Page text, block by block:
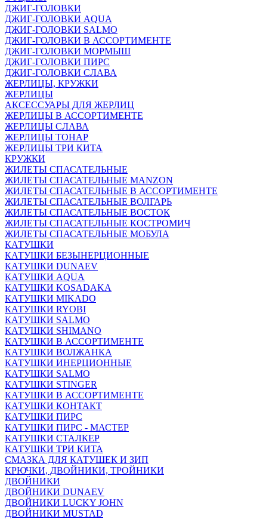
ДЖИГ-ГОЛОВКИ
ДЖИГ-ГОЛОВКИ AQUA
ДЖИГ-ГОЛОВКИ SALMO
ДЖИГ-ГОЛОВКИ В АССОРТИМЕНТЕ
ДЖИГ-ГОЛОВКИ МОРМЫШ
ДЖИГ-ГОЛОВКИ ПИРС
ДЖИГ-ГОЛОВКИ СЛАВА
ЖЕРЛИЦЫ, КРУЖКИ
ЖЕРЛИЦЫ
АКСЕССУАРЫ ДЛЯ ЖЕРЛИЦ
ЖЕРЛИЦЫ В АССОРТИМЕНТЕ
ЖЕРЛИЦЫ СЛАВА
ЖЕРЛИЦЫ ТОНАР
ЖЕРЛИЦЫ ТРИ КИТА
КРУЖКИ
ЖИЛЕТЫ СПАСАТЕЛЬНЫЕ
ЖИЛЕТЫ СПАСАТЕЛЬНЫЕ MANZON
ЖИЛЕТЫ СПАСАТЕЛЬНЫЕ В АССОРТИМЕНТЕ
ЖИЛЕТЫ СПАСАТЕЛЬНЫЕ ВОЛГАРЬ
ЖИЛЕТЫ СПАСАТЕЛЬНЫЕ ВОСТОК
ЖИЛЕТЫ СПАСАТЕЛЬНЫЕ КОСТРОМИЧ
ЖИЛЕТЫ СПАСАТЕЛЬНЫЕ МОБУЛА
КАТУШКИ
КАТУШКИ БЕЗЫНЕРЦИОННЫЕ
КАТУШКИ DUNAEV
КАТУШКИ AQUA
КАТУШКИ KOSADAKA
КАТУШКИ MIKADO
КАТУШКИ RYOBI
КАТУШКИ SALMO
КАТУШКИ SHIMANO
КАТУШКИ В АССОРТИМЕНТЕ
КАТУШКИ ВОЛЖАНКА
КАТУШКИ ИНЕРЦИОННЫЕ
КАТУШКИ SALMO
КАТУШКИ STINGER
КАТУШКИ В АССОРТИМЕНТЕ
КАТУШКИ КОНТАКТ
КАТУШКИ ПИРС
КАТУШКИ ПИРС - МАСТЕР
КАТУШКИ СТАЛКЕР
КАТУШКИ ТРИ КИТА
СМАЗКА ДЛЯ КАТУШЕК И ЗИП
КРЮЧКИ, ДВОЙНИКИ, ТРОЙНИКИ
ДВОЙНИКИ
ДВОЙНИКИ DUNAEV
ДВОЙНИКИ LUCKY JOHN
ДВОЙНИКИ MUSTAD